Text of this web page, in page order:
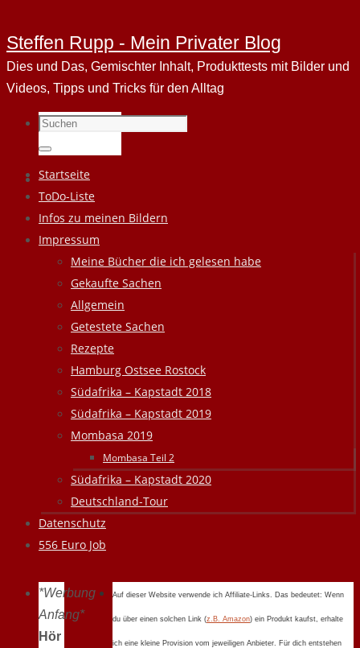
Steffen Rupp - Mein Privater Blog
Dies und Das, Gemischter Inhalt, Produkttests mit Bilder und
Videos, Tipps und Tricks für den Alltag
Suchen
nach:
Suchen
Zum
Inhalt
springen
Startseite
ToDo-Liste
Infos zu meinen Bildern
Impressum
Meine Bücher die ich gelesen habe
Gekaufte Sachen
Allgemein
Getestete Sachen
Rezepte
Hamburg Ostsee Rostock
Südafrika – Kapstadt 2018
Südafrika – Kapstadt 2019
Mombasa 2019
Mombasa Teil 2
Südafrika – Kapstadt 2020
Deutschland-Tour
Datenschutz
556 Euro Job
*Werbung
Anfang*
Hör
Auf dieser Website verwende ich Affiliate-Links. Das bedeutet: Wenn
du über einen solchen Link (z.B. Amazon) ein Produkt kaufst, erhalte
ich eine kleine Provision vom jeweiligen Anbieter. Für dich entstehen